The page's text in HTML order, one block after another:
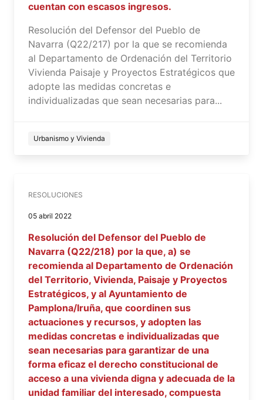
cuentan con escasos ingresos.
Resolución del Defensor del Pueblo de
Navarra (Q22/217) por la que se recomienda
al Departamento de Ordenación del Territorio
Vivienda Paisaje y Proyectos Estratégicos que
adopte las medidas concretas e
individualizadas que sean necesarias para...
Urbanismo y Vivienda
RESOLUCIONES
05 abril 2022
Resolución del Defensor del Pueblo de
Navarra (Q22/218) por la que, a) se
recomienda al Departamento de Ordenación
del Territorio, Vivienda, Paisaje y Proyectos
Estratégicos, y al Ayuntamiento de
Pamplona/Iruña, que coordinen sus
actuaciones y recursos, y adopten las
medidas concretas e individualizadas que
sean necesarias para garantizar de una
forma eficaz el derecho constitucional de
acceso a una vivienda digna y adecuada de la
unidad familiar del interesado, compuesta